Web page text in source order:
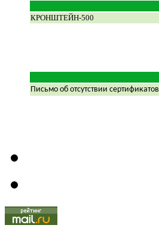
КРОНШТЕЙН-500
Письмо об отсутствии сертификатов